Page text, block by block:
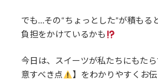
でも…その“ちょっとした”が積もる
負担をかけているかも
今日は、スイーツが私たちにもた
意すべき点
】をわかりやすくお